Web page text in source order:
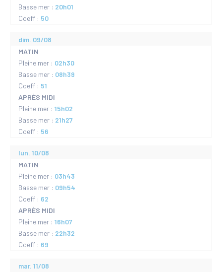
Basse mer : 20h01
Coeff : 50
dim. 09/08
MATIN
Pleine mer : 02h30
Basse mer : 08h39
Coeff : 51
APRÈS MIDI
Pleine mer : 15h02
Basse mer : 21h27
Coeff : 56
lun. 10/08
MATIN
Pleine mer : 03h43
Basse mer : 09h54
Coeff : 62
APRÈS MIDI
Pleine mer : 16h07
Basse mer : 22h32
Coeff : 69
mar. 11/08